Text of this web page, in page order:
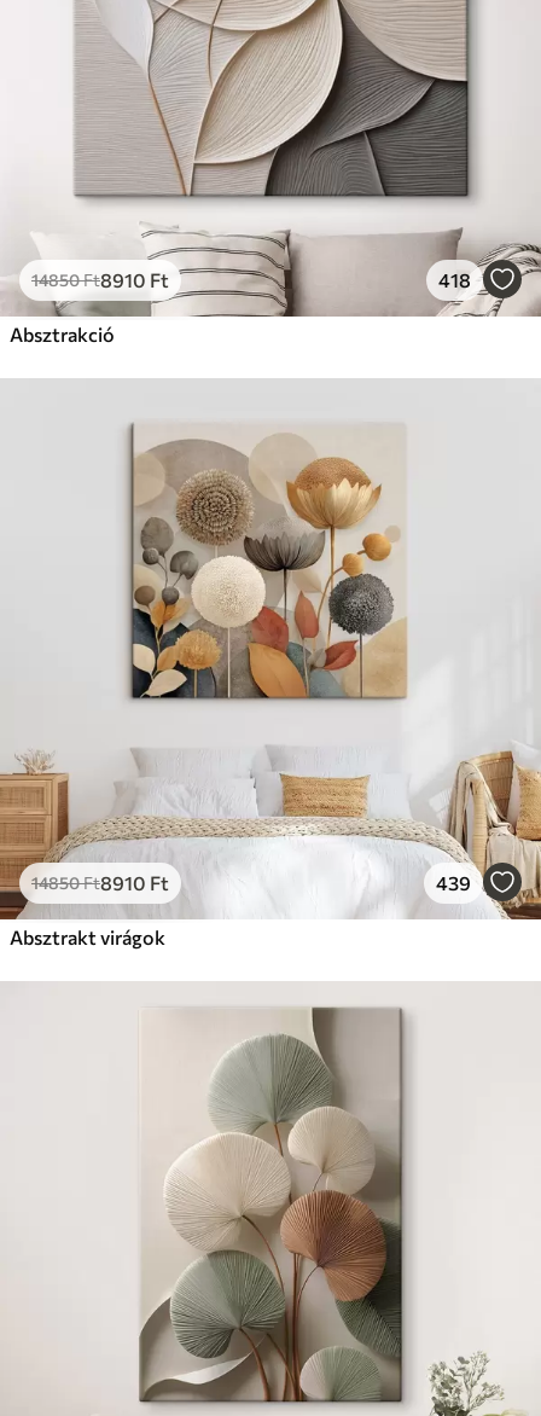
14850Ft8910 Ft 418
Absztrakció
14850Ft8910 Ft 439
Absztrakt virágok